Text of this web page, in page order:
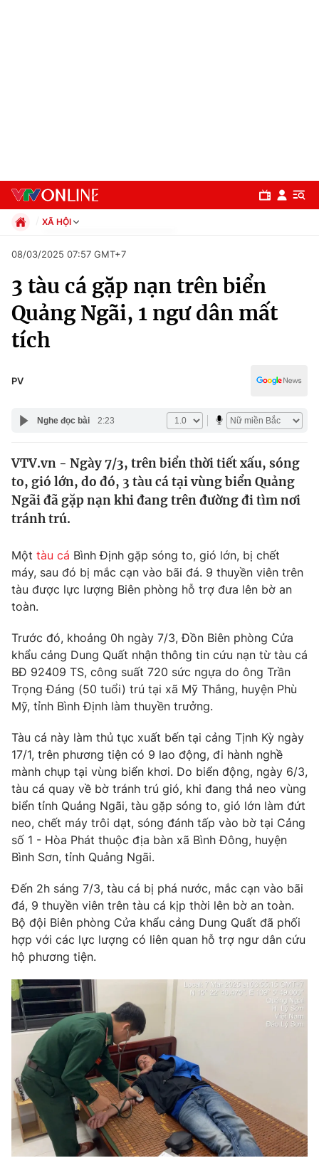
Chuyên mục
Chính trị
Thế giới
Tin tức
Câu chuyện quốc tế
Tài chính
Thị trường
Góc doanh nghiệp
Dữ liệu và đời sống
Truyền hình
Phim VTV
Hậu trường
Nhân vật
Giải sao mai
Giải trí
Điện ảnh
Âm nhạc
Sao
Đời sống
Làm đẹp
Chất lượng cuộc sống
Giáo dục
Tuyển sinh
Học trực tuyến
Công nghệ
Hitech Công nghệ tương lai
Sản phẩm
Thị trường
Tư vấn
Giao lưu trực tuyến
Lịch phát sóng
Chuyên mục khác
Emagazine Podcast
Photo Infographic
Video
VTV Money VTV Thể thao
VTV Sức khoẻ Bất động sản
Thị trường 24h Tấm lòng Việt
XÃ HỘI
Xã hội
Pháp luật
Thể thao
Truyền hình
Giáo dục
08/03/2025 07:57 GMT+7
3 tàu cá gặp nạn trên biển
Quảng Ngãi, 1 ngư dân mất
tích
PV
Nghe đọc bài 2:23
VTV.vn - Ngày 7/3, trên biển thời tiết xấu, sóng
to, gió lớn, do đó, 3 tàu cá tại vùng biển Quảng
Ngãi đã gặp nạn khi đang trên đường đi tìm nơi
tránh trú.
Một tàu cá Bình Định gặp sóng to, gió lớn, bị chết
máy, sau đó bị mắc cạn vào bãi đá. 9 thuyền viên trên
tàu được lực lượng Biên phòng hỗ trợ đưa lên bờ an
toàn.
Trước đó, khoảng 0h ngày 7/3, Đồn Biên phòng Cửa
khẩu cảng Dung Quất nhận thông tin cứu nạn từ tàu cá
BĐ 92409 TS, công suất 720 sức ngựa do ông Trần
Trọng Đáng (50 tuổi) trú tại xã Mỹ Thắng, huyện Phù
Mỹ, tỉnh Bình Định làm thuyền trưởng.
Tàu cá này làm thủ tục xuất bến tại cảng Tịnh Kỳ ngày
17/1, trên phương tiện có 9 lao động, đi hành nghề
mành chụp tại vùng biển khơi. Do biển động, ngày 6/3,
tàu cá quay về bờ tránh trú gió, khi đang thả neo vùng
biển tỉnh Quảng Ngãi, tàu gặp sóng to, gió lớn làm đứt
neo, chết máy trôi dạt, sóng đánh tấp vào bờ tại Cảng
số 1 - Hòa Phát thuộc địa bàn xã Bình Đông, huyện
Bình Sơn, tỉnh Quảng Ngãi.
Đến 2h sáng 7/3, tàu cá bị phá nước, mắc cạn vào bãi
đá, 9 thuyền viên trên tàu cá kịp thời lên bờ an toàn.
Bộ đội Biên phòng Cửa khẩu cảng Dung Quất đã phối
hợp với các lực lượng có liên quan hỗ trợ ngư dân cứu
hộ phương tiện.